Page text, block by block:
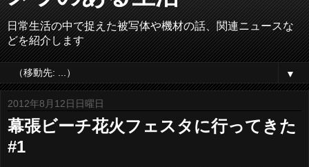
日常生活の中で捉えた被写体や機材の話、関連ニュースな
どを紹介します
▼
2012年8月12日日曜日
幕張ビーチ花火フェスタに行ってきた
#1